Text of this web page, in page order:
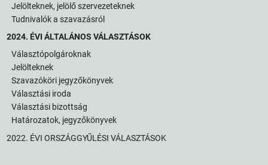
Jelölteknek, jelölő szervezeteknek
Tudnivalók a szavazásról
2024. ÉVI ÁLTALÁNOS VÁLASZTÁSOK
Választópolgároknak
Jelölteknek
Szavazóköri jegyzőkönyvek
Választási iroda
Választási bizottság
Határozatok, jegyzőkönyvek
2022. ÉVI ORSZÁGGYŰLÉSI VÁLASZTÁSOK